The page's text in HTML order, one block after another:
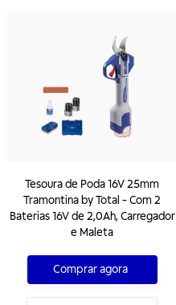
Tesoura de Poda 16V 25mm
Tramontina by Total - Com 2
Baterias 16V de 2,0Ah, Carregador
e Maleta
Comprar agora